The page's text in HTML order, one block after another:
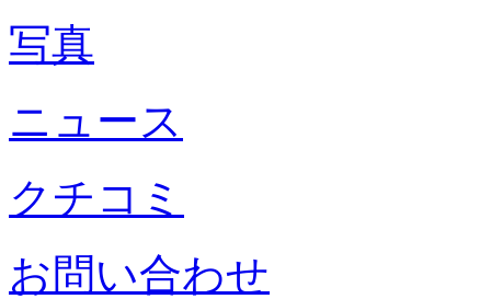
写真
ニュース
クチコミ
お問い合わせ